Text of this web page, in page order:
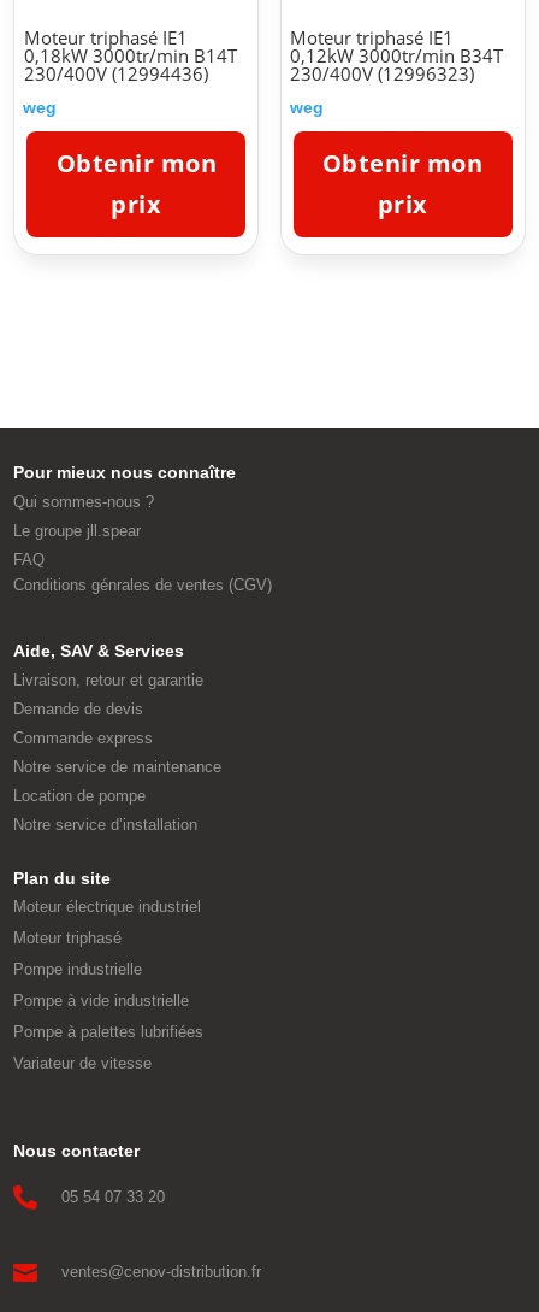
Moteur triphasé IE1
0,18kW 3000tr/min B14T
230/400V (12994436)
weg
Obtenir mon
prix
Moteur triphasé IE1
0,12kW 3000tr/min B34T
230/400V (12996323)
weg
Obtenir mon
prix
Pour mieux nous connaître
Qui sommes-nous ?
Le groupe jll.spear
FAQ
Conditions génrales de ventes (CGV)
Aide, SAV & Services
Livraison, retour et garantie
Demande de devis
Commande express
Notre service de maintenance
Location de pompe
Notre service d’installation
Plan du site
Moteur électrique industriel
Moteur triphasé
Pompe industrielle
Pompe à vide industrielle
Pompe à palettes lubrifiées
Variateur de vitesse
Nous contacter
 05 54 07 33 20
 ventes@cenov-distribution.fr